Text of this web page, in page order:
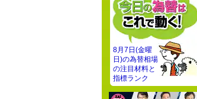
8月7日(金曜
日)の為替相場
の注目材料と
指標ランク